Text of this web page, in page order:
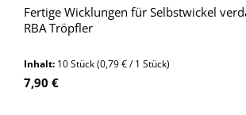
Fertige Wicklungen für Selbstwickel
RBA Tröpfler
Inhalt: 10 Stück(0,79 € / 1 Stück)
Regulärer Preis:
7,90 €